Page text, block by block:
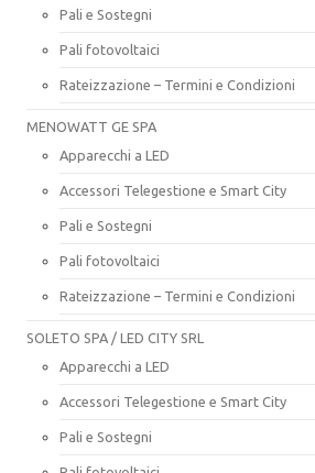
Pali e Sostegni
Pali fotovoltaici
Rateizzazione – Termini e Condizioni
MENOWATT GE SPA
Apparecchi a LED
Accessori Telegestione e Smart City
Pali e Sostegni
Pali fotovoltaici
Rateizzazione – Termini e Condizioni
SOLETO SPA / LED CITY SRL
Apparecchi a LED
Accessori Telegestione e Smart City
Pali e Sostegni